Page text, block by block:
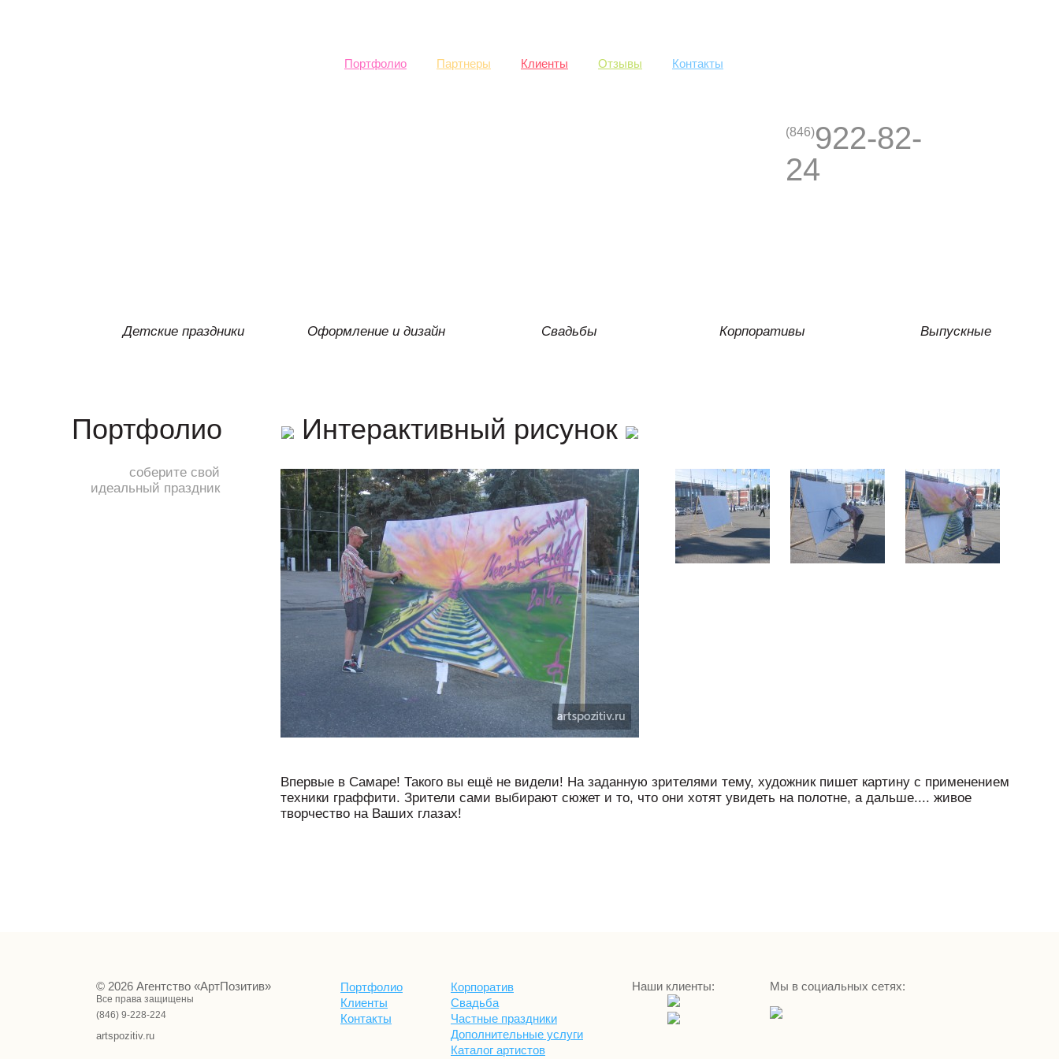
Портфолио Партнеры Клиенты Отзывы Контакты
(846)922-82-
24
Детские праздники Оформление и дизайн Свадьбы Корпоративы Выпускные
Интерактивный рисунок
соберите свой
идеальный праздник
Портфолио
Впервые в Самаре! Такого вы ещё не видели! На заданную зрителями тему, художник пишет картину с применением
техники граффити. Зрители сами выбирают сюжет и то, что они хотят увидеть на полотне, а дальше.... живое
творчество на Ваших глазах!
© 2026 Агентство «АртПозитив»
Все права защищены
(846) 9-228-224
artspozitiv.ru
Портфолио
Клиенты
Контакты
Корпоратив
Свадьба
Частные праздники
Дополнительные услуги
Каталог артистов
Наши клиенты: Мы в социальных сетях: